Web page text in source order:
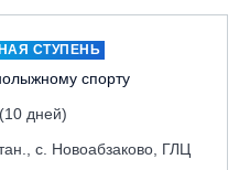
СТУПЕНЬ
спорту
дней)
с. Новоабзаково, ГЛЦ